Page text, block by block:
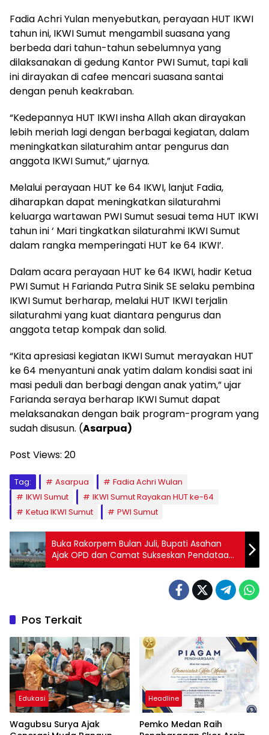
Fadia Achri Yulan menyebutkan, perayaan HUT IKWI
tahun ini, IKWI Sumut mengambil suasana yang
berbeda dari tahun-tahun sebelumnya yang
dilaksanakan di gedung Kantor PWI Sumut, tapi kali
ini dirayakan di cafee mencari suasana santai
dengan penuh keakraban.
“Kedepannya HUT IKWI insha Allah akan dirayakan
lebih meriah lagi dengan berbagai kegiatan, dalam
meningkatkan silaturahim antar pengurus dan
anggota IKWI Sumut,” ujarnya.
Melalui perayaan HUT ke 64 IKWI, lanjut Fadia,
diharapkan dapat meningkatkan silaturahmi
keluarga wartawan PWI Sumut sesuai tema HUT IKWI
tahun ini ‘ Mari tingkatkan silaturahmi IKWI Sumut
dalam rangka memperingati HUT ke 64 IKWI’.
Dalam acara perayaan HUT ke 64 IKWI, hadir Ketua
PWI Sumut H Farianda Putra Sinik SE selaku pembina
IKWI Sumut berharap, melalui HUT IKWI terjalin
silaturahmi yang kuat diantara pengurus dan
anggota tetap kompak dan solid.
“Kita apresiasi kegiatan IKWI Sumut merayakan HUT
ke 64 menyantuni anak yatim dalam kondisi saat ini
masi peduli dan berbagi dengan anak yatim,” ujar
Farianda seraya berharap IKWI Sumut dapat
melaksanakan dengan baik program-program yang
sudah disusun. (Asarpua)
Post Views: 20
Tag: Asarpua
Fadia Achri Wulan
IKWI Sumut
IKWI Sumut Rayakan HUT ke-64
Ketua IKWI Sumut
PWI Sumut
Buka Rakorpem Bulan Juli, Bupati Asahan
Ajak OPD dan Camat Sukseskan Pendataan
Keluarga 2025
Pos Terkait
Edukasi
Wagubsu Surya Ajak
Headline
Pemko Medan Raih